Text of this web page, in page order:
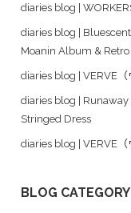
diaries blog |
diaries blog |
Moanin Album &
diaries blog | VERVE（
diaries blog | Runaway
Stringed Dress
diaries blog | VERVE
BLOG CATEGORY